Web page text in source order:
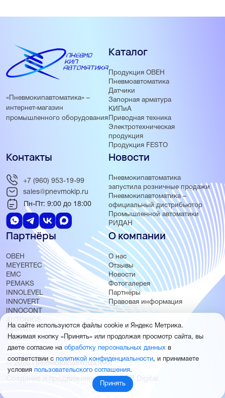
«Пневмокипавтоматика» –
интернет-магазин
промышленного оборудования
Каталог
Продукция ОВЕН
Пневмоавтоматика
Датчики
Запорная арматура
КИПиА
Приводная техника
Электротехническая
продукция
Продукция FESTO
Новости
Пневмокипавтоматика
запустила розничные продажи
Пневмокипавтоматика –
официальный дистрибьютор
Промышленной автоматики
РИДАН
Партнёры
ОВЕН
MEYERTEC
EMC
PEMAKS
INNOLEVEL
INNOVERT
INNOCONT
AUTONICS
FESTO
SMC
О компании
О нас
Отзывы
Новости
Фотогалерея
Партнёры
Правовая информация
Контакты
+7 (960) 953-19-99
sales@pnevmokip.ru
Пн-Пт: 9:00 до 18:00
© 2026 Пневмокипавтоматика
Создание и продвижение сайта BTB Digital
На сайте используются файлы cookie и Яндекс Метрика.
Нажимая кнопку «Принять» или продолжая просмотр сайта, вы
даете согласие на обработку персональных данных в
соответствии с политикой конфиденциальности, и принимаете
условия пользовательского соглашения.
Принять